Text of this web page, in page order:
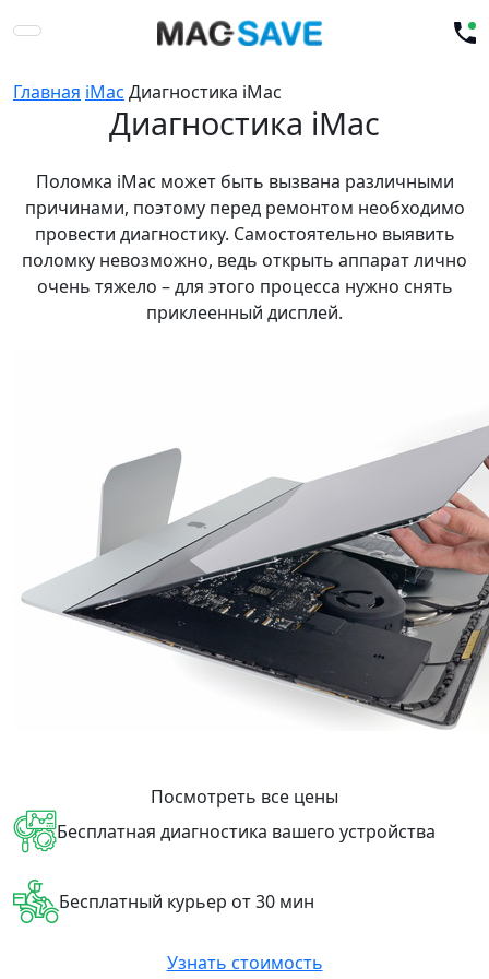
Главная iMac Диагностика iMac
Диагностика iMac
Поломка iMac может быть вызвана различными
причинами, поэтому перед ремонтом необходимо
провести диагностику. Самостоятельно выявить
поломку невозможно, ведь открыть аппарат лично
очень тяжело – для этого процесса нужно снять
приклеенный дисплей.
Посмотреть все цены
Бесплатная диагностика вашего устройства
Бесплатный курьер от 30 мин
Узнать стоимость